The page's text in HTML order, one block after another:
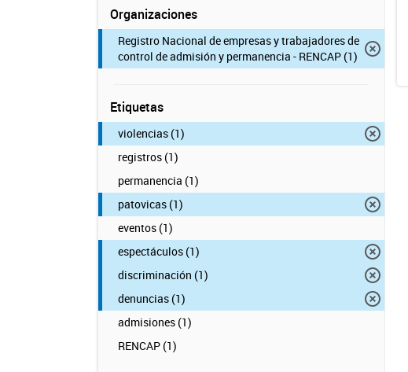
Organizaciones
Registro Nacional de empresas y trabajadores de
control de admisión y permanencia - RENCAP (1)
Etiquetas
violencias (1)
registros (1)
permanencia (1)
patovicas (1)
eventos (1)
espectáculos (1)
discriminación (1)
denuncias (1)
admisiones (1)
RENCAP (1)